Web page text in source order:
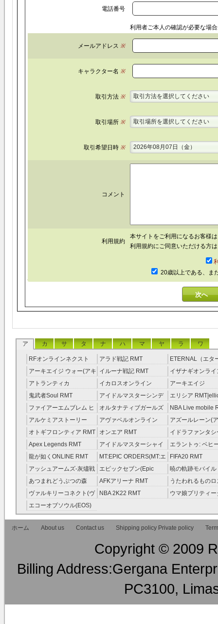
電話番号
利用者ご本人の確認が必要な場
メールアドレス ※
キャラクター名 ※
取引方法※ 取引方法を選択してください
取引場所※ 取引場所を選択してください
取引希望日時※ 2026年08月07日（金）
コメント
利用規約
本サイトをご利用になるお客様
利用規約にご同意いただける方
20歳以上である、ま
ア カ サ タ ナ ハ マ ヤ ラ ワ
RFオンラインネクスト
RMT
アラド戦記 RMT
ETERNAL（エタ
RMT
アーキエイジ ウォー(アキ
ウオ) RMT
イルーナ戦記 RMT
イザナギオンライ
アトランティカ
RMT|Atlantica RMT
イカロスオンライン
RMT（予約制）
アーキエイジ
RMT|ArcheAge
約制）
鬼武者Soul RMT
アイドルマスターシンデ
レラガールズ(モバマス)
RMT
エリシア
RMT
ファイアーエムブレム ヒ
ーローズ(FEヒーローズ)
RMT
オルタナティブガールズ
RMT
NBA Live mobile
アルケミアストーリー
（アルスト） RMT
アヴァベルオンライン
RMT
アズールレーン(
RMT
オトギフロンティア RMT オンエア RMT
イドラファンタシ
ーサーガ RMT
Apex Legends RMT
アイドルマスターシャイ
ニーカラーズ(シャニマス)
RMT
エラントゥ: ベヒ
ピリット RMT
龍が如くONLINE RMT
MT:EPIC ORDERS(MT:エ
ピック・オーダーズ)
RMT
FIFA20 RMT
アッシュアームズ‐灰燼戦
線 RMT
エピックセブン(Epic
Seven) RMT
暁の軌跡モバイル
伝説 ） RMT
あつまれどうぶつの森
RMT
AFKアリーナ RMT
うたわれるもの
ラグ(ロスフラ)
ヴァルキリーコネクト(ヴ
ァルコネ) RMT
NBA 2K22 RMT
ウマ娘プリティー
エコーオブソウル(EOS)
RMT
ホーム
About us Contact us Shipping policy Private policy
Copyright © 2009
Billing Address:Gergana
PC3100,